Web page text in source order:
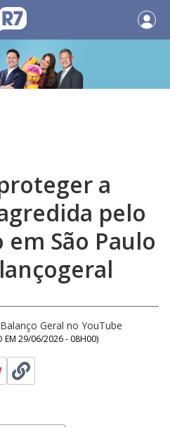
a
pelo
São Paulo
Geral no YouTube
EM 29/06/2026 - 08H00)